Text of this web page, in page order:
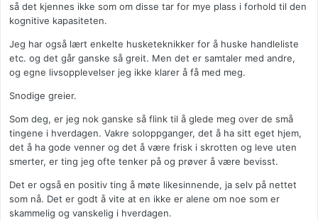
så det kjennes ikke som om disse tar for mye plass i forhold til den
kognitive kapasiteten.
Jeg har også lært enkelte husketeknikker for å huske handleliste
etc. og det går ganske så greit. Men det er samtaler med andre,
og egne livsopplevelser jeg ikke klarer å få med meg.
Snodige greier.
Som deg, er jeg nok ganske så flink til å glede meg over de små
tingene i hverdagen. Vakre soloppganger, det å ha sitt eget hjem,
det å ha gode venner og det å være frisk i skrotten og leve uten
smerter, er ting jeg ofte tenker på og prøver å være bevisst.
Det er også en positiv ting å møte likesinnende, ja selv på nettet
som nå. Det er godt å vite at en ikke er alene om noe som er
skammelig og vanskelig i hverdagen.